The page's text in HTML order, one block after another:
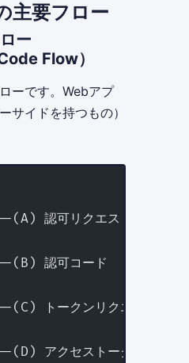
主要フロー
ー
Flow）
ーです。Webアプ
サイドを持つもの）
認可リクエスト
(B) 認可コード
トークンリクエ
アクセストーク